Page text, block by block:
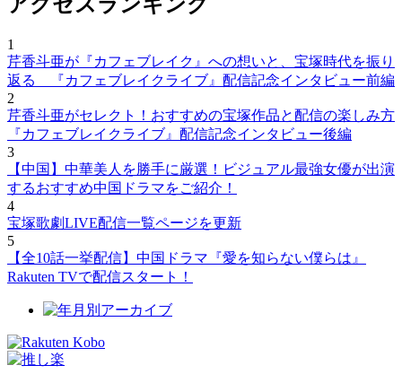
1
芹香斗亜が『カフェブレイク』への想いと、宝塚時代を振り
返る 『カフェブレイクライブ』配信記念インタビュー前編
2
芹香斗亜がセレクト！おすすめの宝塚作品と配信の楽しみ方
『カフェブレイクライブ』配信記念インタビュー後編
3
【中国】中華美人を勝手に厳選！ビジュアル最強女優が出演
するおすすめ中国ドラマをご紹介！
4
宝塚歌劇LIVE配信一覧ページを更新
5
【全10話一挙配信】中国ドラマ『愛を知らない僕らは』
Rakuten TVで配信スタート！